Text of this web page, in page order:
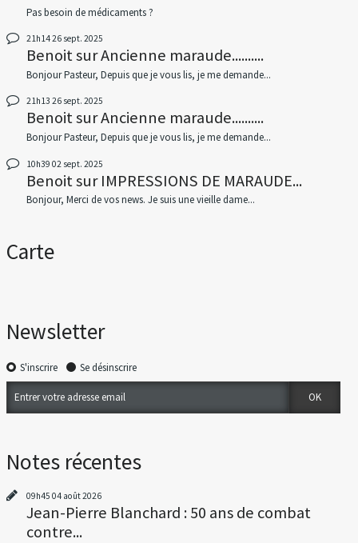
Pas besoin de médicaments ?
21h1426 sept. 2025
BenoitsurAncienne maraude..........
Bonjour Pasteur, Depuis que je vous lis, je me demande...
21h13 26 sept. 2025
BenoitsurAncienne maraude..........
Bonjour Pasteur, Depuis que je vous lis, je me demande...
10h39 02 sept. 2025
BenoitsurIMPRESSIONS DE MARAUDE...
Bonjour, Merci de vos news. Je suis une vieille dame...
Carte
Newsletter
S'inscrire Se désinscrire
Notes récentes
09h45 04 août 2026
Jean-Pierre Blanchard : 50 ans de combat
contre...